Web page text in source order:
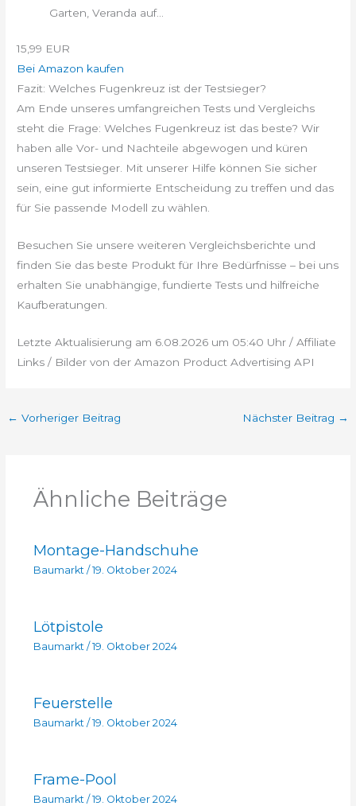
Garten, Veranda auf...
15,99 EUR
Bei Amazon kaufen
Fazit: Welches Fugenkreuz ist der Testsieger?
Am Ende unseres umfangreichen Tests und Vergleichs
steht die Frage: Welches Fugenkreuz ist das beste? Wir
haben alle Vor- und Nachteile abgewogen und küren
unseren Testsieger. Mit unserer Hilfe können Sie sicher
sein, eine gut informierte Entscheidung zu treffen und das
für Sie passende Modell zu wählen.
Besuchen Sie unsere weiteren Vergleichsberichte und
finden Sie das beste Produkt für Ihre Bedürfnisse – bei uns
erhalten Sie unabhängige, fundierte Tests und hilfreiche
Kaufberatungen.
Letzte Aktualisierung am 6.08.2026 um 05:40 Uhr / Affiliate
Links / Bilder von der Amazon Product Advertising API
← Vorheriger Beitrag Nächster Beitrag →
Ähnliche Beiträge
Montage-Handschuhe
Baumarkt/ 19. Oktober 2024
Lötpistole
Baumarkt/ 19. Oktober 2024
Feuerstelle
Baumarkt/ 19. Oktober 2024
Frame-Pool
Baumarkt / 19. Oktober 2024